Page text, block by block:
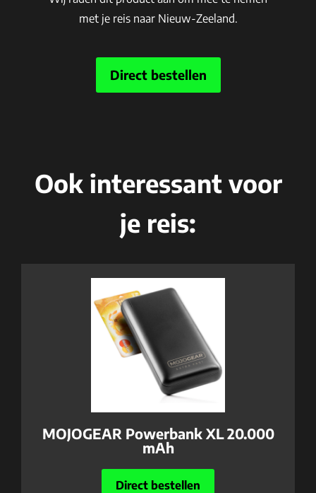
met je reis naar Nieuw-Zeeland.
Direct bestellen
Ook interessant voor
je reis:
MOJOGEAR Powerbank XL 20.000
mAh
Direct bestellen